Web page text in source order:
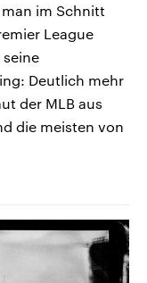
im Schnitt
League
Deutlich mehr
der MLB aus
die meisten von